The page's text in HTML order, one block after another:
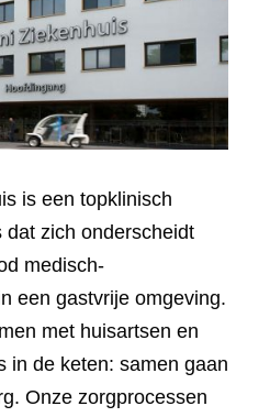
is een topklinisch
zich onderscheidt
medisch-
een gastvrije omgeving.
met huisartsen en
in de keten: samen gaan
Onze zorgprocessen